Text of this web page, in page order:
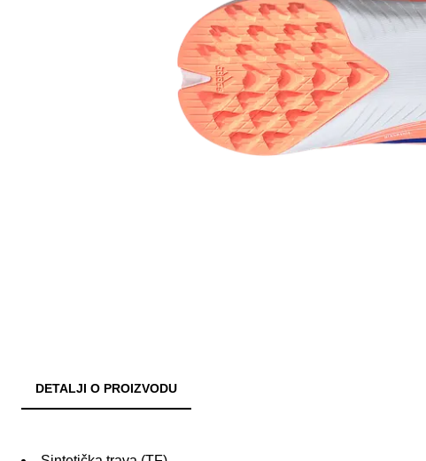
DETALJI O PROIZVODU